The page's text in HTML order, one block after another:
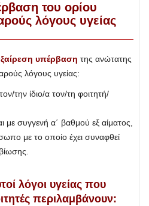
του ορίου
λόγους υγείας
υπέρβαση της ανώτατης
λόγους υγείας:
την ίδιο/α τον/τη φοιτητή/
με συγγενή α΄ βαθμού εξ αίματος,
με το οποίο έχει συναφθεί
λόγοι υγείας που
περιλαμβάνουν: